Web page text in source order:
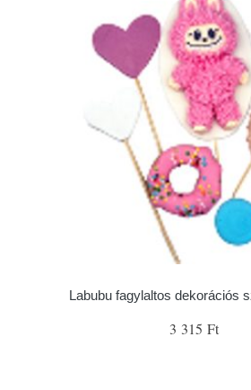
Labubu fagylaltos dekorációs
3 315 Ft